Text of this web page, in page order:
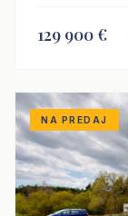
129 900 €
NA PREDAJ